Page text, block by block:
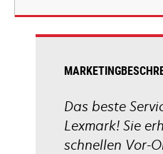
Das beste
Lexmark! Sie
schnellen Vor-